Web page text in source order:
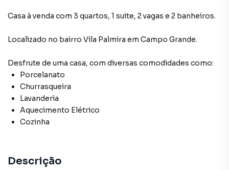
Casa à venda com 3 quartos, 1 suite, 2 vagas e 2 banheiros.
Localizado no bairro Vila Palmira em Campo Grande.
Desfrute de uma casa, com diversas comodidades como:
Porcelanato
Churrasqueira
Lavanderia
Aquecimento Elétrico
Cozinha
Descrição